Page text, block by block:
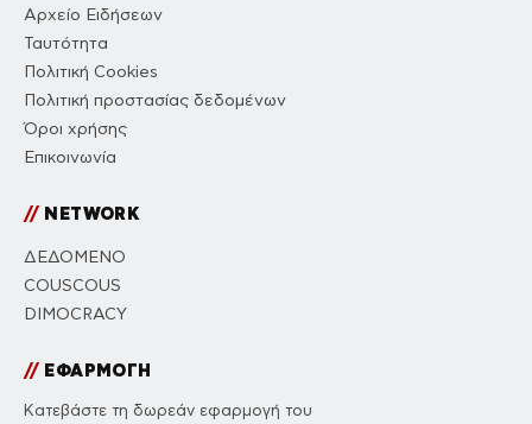
Αρχείο Ειδήσεων
Ταυτότητα
Πολιτική Cookies
Πολιτική προστασίας δεδομένων
Όροι χρήσης
Επικοινωνία
//NETWORK
ΔΕΔΟΜΕΝΟ
COUSCOUS
DIMOCRACY
//ΕΦΑΡΜΟΓΗ
Κατεβάστε τη δωρεάν εφαρμογή του